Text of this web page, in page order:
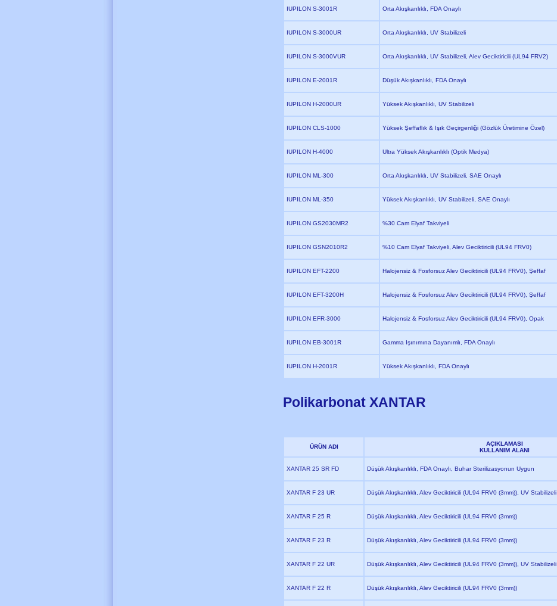
IUPILON S-3001R Orta Akışkanlıklı, FDA Onaylı
IUPILON S-3000UR Orta Akışkanlıklı, UV Stabilizeli
IUPILON S-3000VUR Orta Akışkanlıklı, UV Stabilizeli, Alev Geciktiricili (UL94 FRV2)
IUPILON E-2001R Düşük Akışkanlıklı, FDA Onaylı
IUPILON H-2000UR Yüksek Akışkanlıklı, UV Stabilizeli
IUPILON CLS-1000 Yüksek Şeffaflık & Işık Geçirgenliği (Gözlük Üretimine Özel)
IUPILON H-4000 Ultra Yüksek Akışkanlıklı (Optik Medya)
IUPILON ML-300 Orta Akışkanlıklı, UV Stabilizeli, SAE Onaylı
IUPILON ML-350 Yüksek Akışkanlıklı, UV Stabilizeli, SAE Onaylı
IUPILON GS2030MR2 %30 Cam Elyaf Takviyeli
IUPILON GSN2010R2 %10 Cam Elyaf Takviyeli, Alev Geciktiricili (UL94 FRV0)
IUPILON EFT-2200 Halojensiz & Fosforsuz Alev Geciktiricili (UL94 FRV0), Şeffaf
IUPILON EFT-3200H Halojensiz & Fosforsuz Alev Geciktiricili (UL94 FRV0), Şeffaf
IUPILON EFR-3000 Halojensiz & Fosforsuz Alev Geciktiricili (UL94 FRV0), Opak
IUPILON EB-3001R Gamma Işınımına Dayanımlı, FDA Onaylı
IUPILON H-2001R Yüksek Akışkanlıklı, FDA Onaylı
Polikarbonat XANTAR
ÜRÜN ADI
AÇIKLAMASI
KULLANIM ALANI
XANTAR 25 SR FD Düşük Akışkanlıklı, FDA Onaylı, Buhar Sterilizasyonun Uygun
XANTAR F 23 UR Düşük Akışkanlıklı, Alev Geciktiricili (UL94 FRV0 (3mm)), UV Stabilizeli
XANTAR F 25 R Düşük Akışkanlıklı, Alev Geciktiricili (UL94 FRV0 (3mm))
XANTAR F 23 R Düşük Akışkanlıklı, Alev Geciktiricili (UL94 FRV0 (3mm))
XANTAR F 22 UR Düşük Akışkanlıklı, Alev Geciktiricili (UL94 FRV0 (3mm)), UV Stabilizeli
XANTAR F 22 R Düşük Akışkanlıklı, Alev Geciktiricili (UL94 FRV0 (3mm))